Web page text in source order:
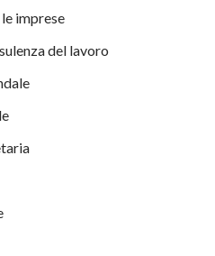
imprese
del lavoro